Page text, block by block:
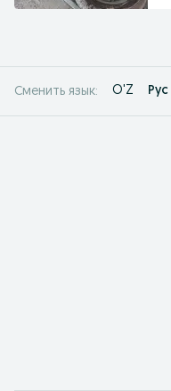
Сменить язык: O'Z Рус